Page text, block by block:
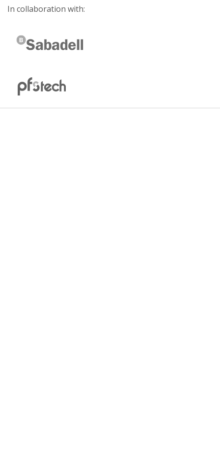
In collaboration with: